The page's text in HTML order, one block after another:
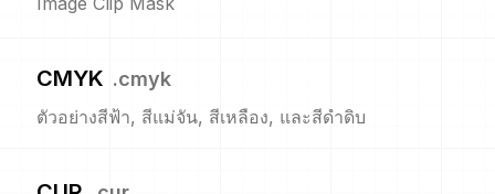
CMYK .cmyk
ตัวอย่างสีฟ้า, สีแม่จัน, สีเหลือง, และสีดำดิบ